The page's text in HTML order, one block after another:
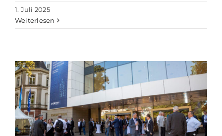
1. Juli 2025
Weiterlesen